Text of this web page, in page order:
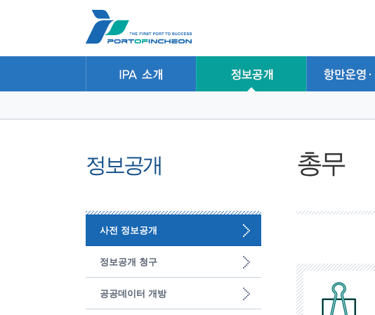
정보공개
사전 정보공개
정보공개 청구
공공데이터 개방
총무